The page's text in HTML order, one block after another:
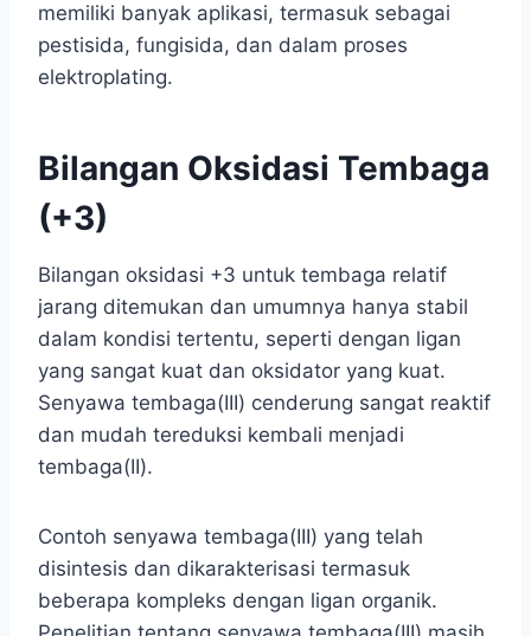
memiliki banyak aplikasi, termasuk sebagai
pestisida, fungisida, dan dalam proses
elektroplating.
Bilangan Oksidasi Tembaga
(+3)
Bilangan oksidasi +3 untuk tembaga relatif
jarang ditemukan dan umumnya hanya stabil
dalam kondisi tertentu, seperti dengan ligan
yang sangat kuat dan oksidator yang kuat.
Senyawa tembaga(III) cenderung sangat reaktif
dan mudah tereduksi kembali menjadi
tembaga(II).
Contoh senyawa tembaga(III) yang telah
disintesis dan dikarakterisasi termasuk
beberapa kompleks dengan ligan organik.